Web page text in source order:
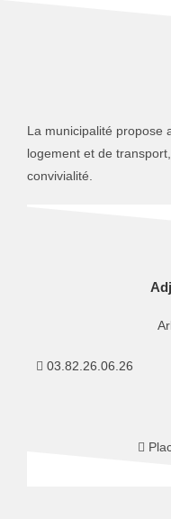
La municipalité propose
logement et de
convivialité.
03.82.26.06.26